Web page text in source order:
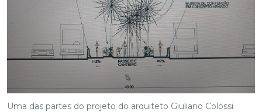
Uma das partes do projeto do arquiteto Giuliano Colossi